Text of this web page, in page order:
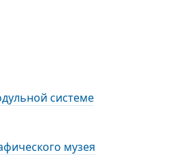
системе
музея